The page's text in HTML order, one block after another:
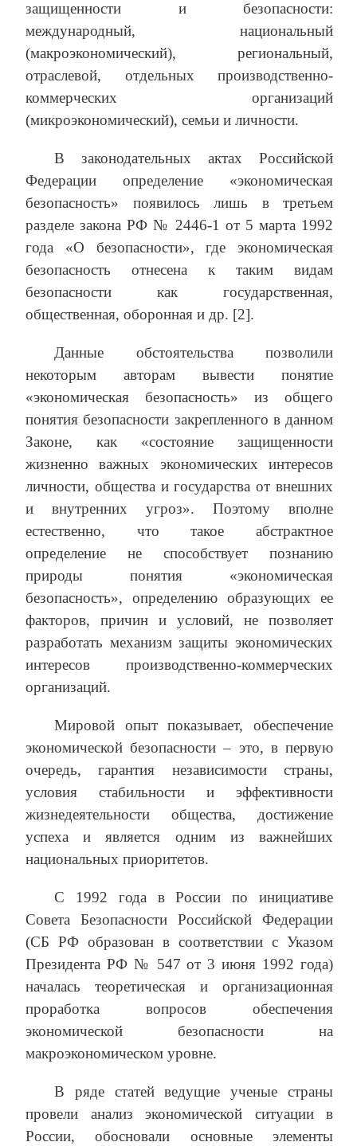
защищенности и безопасности:
международный, национальный
(макроэкономический), региональный,
отраслевой, отдельных производственно-
коммерческих организаций
(микроэкономический), семьи и личности.
В законодательных актах Российской
Федерации определение «экономическая
безопасность» появилось лишь в третьем
разделе закона РФ № 2446-1 от 5 марта 1992
года «О безопасности», где экономическая
безопасность отнесена к таким видам
безопасности как государственная,
общественная, оборонная и др. [2].
Данные обстоятельства позволили
некоторым авторам вывести понятие
«экономическая безопасность» из общего
понятия безопасности закрепленного в данном
Законе, как «состояние защищенности
жизненно важных экономических интересов
личности, общества и государства от внешних
и внутренних угроз». Поэтому вполне
естественно, что такое абстрактное
определение не способствует познанию
природы понятия «экономическая
безопасность», определению образующих ее
факторов, причин и условий, не позволяет
разработать механизм защиты экономических
интересов производственно-коммерческих
организаций.
Мировой опыт показывает, обеспечение
экономической безопасности – это, в первую
очередь, гарантия независимости страны,
условия стабильности и эффективности
жизнедеятельности общества, достижение
успеха и является одним из важнейших
национальных приоритетов.
С 1992 года в России по инициативе
Совета Безопасности Российской Федерации
(СБ РФ образован в соответствии с Указом
Президента РФ № 547 от 3 июня 1992 года)
началась теоретическая и организационная
проработка вопросов обеспечения
экономической безопасности на
макроэкономическом уровне.
В ряде статей ведущие ученые страны
провели анализ экономической ситуации в
России, обосновали основные элементы